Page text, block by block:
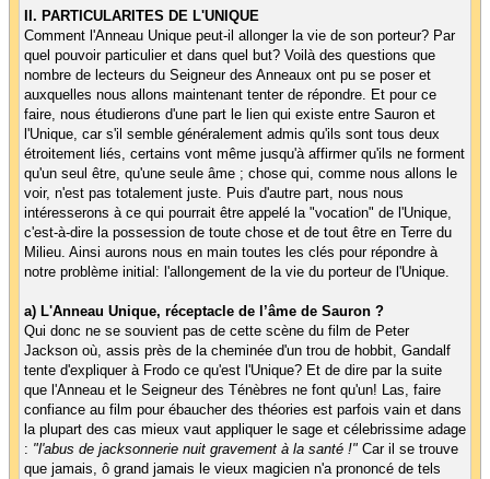
II. PARTICULARITES DE L'UNIQUE
Comment l'Anneau Unique peut-il allonger la vie de son porteur? Par
quel pouvoir particulier et dans quel but? Voilà des questions que
nombre de lecteurs du Seigneur des Anneaux ont pu se poser et
auxquelles nous allons maintenant tenter de répondre. Et pour ce
faire, nous étudierons d'une part le lien qui existe entre Sauron et
l'Unique, car s'il semble généralement admis qu'ils sont tous deux
étroitement liés, certains vont même jusqu'à affirmer qu'ils ne forment
qu'un seul être, qu'une seule âme ; chose qui, comme nous allons le
voir, n'est pas totalement juste. Puis d'autre part, nous nous
intéresserons à ce qui pourrait être appelé la "vocation" de l'Unique,
c'est-à-dire la possession de toute chose et de tout être en Terre du
Milieu. Ainsi aurons nous en main toutes les clés pour répondre à
notre problème initial: l'allongement de la vie du porteur de l'Unique.
a) L'Anneau Unique, réceptacle de l’âme de Sauron ?
Qui donc ne se souvient pas de cette scène du film de Peter
Jackson où, assis près de la cheminée d'un trou de hobbit, Gandalf
tente d'expliquer à Frodo ce qu'est l'Unique? Et de dire par la suite
que l'Anneau et le Seigneur des Ténèbres ne font qu'un! Las, faire
confiance au film pour ébaucher des théories est parfois vain et dans
la plupart des cas mieux vaut appliquer le sage et célebrissime adage
: "l'abus de jacksonnerie nuit gravement à la santé !" Car il se trouve
que jamais, ô grand jamais le vieux magicien n'a prononcé de tels